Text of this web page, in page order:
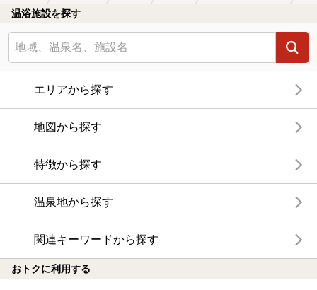
温浴施設を探す
エリアから探す
地図から探す
特徴から探す
温泉地から探す
関連キーワードから探す
おトクに利用する